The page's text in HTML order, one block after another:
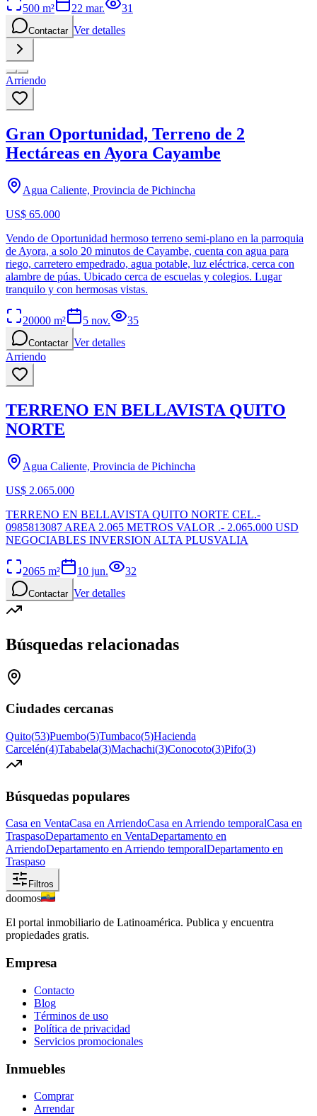
500 m² 22 mar. 31
Contactar Ver detalles
Arriendo
Gran Oportunidad, Terreno de 2
Hectáreas en Ayora Cayambe
Agua Caliente, Provincia de Pichincha
US$ 65.000
Vendo de Oportunidad hermoso terreno semi-plano en la parroquia
de Ayora, a solo 20 minutos de Cayambe, cuenta con agua para
riego, carretero empedrado, agua potable, luz eléctrica, cerca con
alambre de púas. Ubicado cerca de escuelas y colegios. Lugar
tranquilo y con hermosas vistas.
20000 m² 5 nov. 35
Contactar Ver detalles
Arriendo
TERRENO EN BELLAVISTA QUITO
NORTE
Agua Caliente, Provincia de Pichincha
US$ 2.065.000
TERRENO EN BELLAVISTA QUITO NORTE CEL.-
0985813087 AREA 2.065 METROS VALOR .- 2.065.000 USD
NEGOCIABLES INVERSION ALTA PLUSVALIA
2065 m² 10 jun. 32
Contactar Ver detalles
Búsquedas relacionadas
Ciudades cercanas
Quito(53)Puembo(5)Tumbaco(5)Hacienda
Carcelén(4)Tababela(3)Machachi(3)Conocoto(3)Pifo(3)
Búsquedas populares
Casa en VentaCasa en ArriendoCasa en Arriendo temporalCasa en
TraspasoDepartamento en VentaDepartamento en
ArriendoDepartamento en Arriendo temporalDepartamento en
Traspaso
Filtros
doomos
El portal inmobiliario de Latinoamérica. Publica y encuentra
propiedades gratis.
Empresa
Contacto
Blog
Términos de uso
Política de privacidad
Servicios promocionales
Inmuebles
Comprar
Arrendar